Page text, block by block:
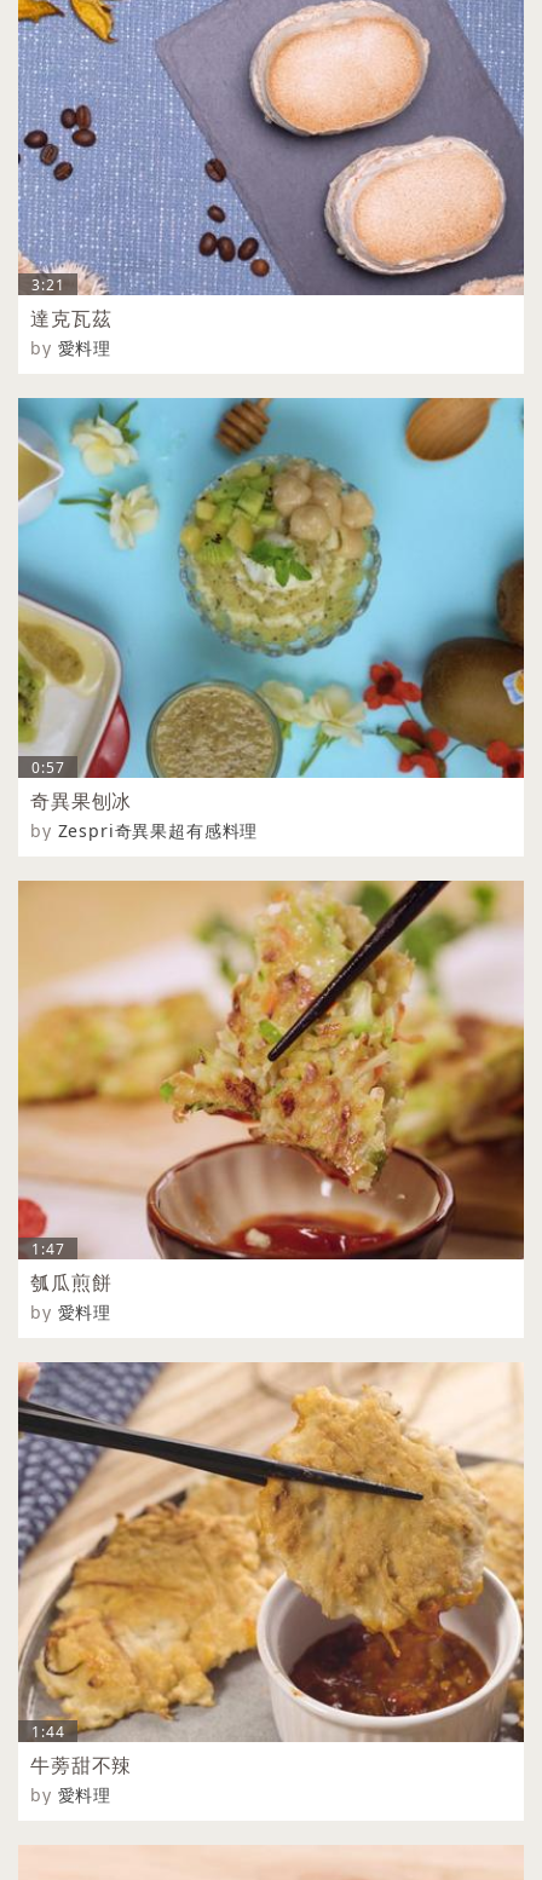
3:21
達克瓦茲
by 愛料理
0:57
奇異果刨冰
by Zespri奇異果超有感料理
1:47
瓠瓜煎餅
by 愛料理
1:44
牛蒡甜不辣
by 愛料理